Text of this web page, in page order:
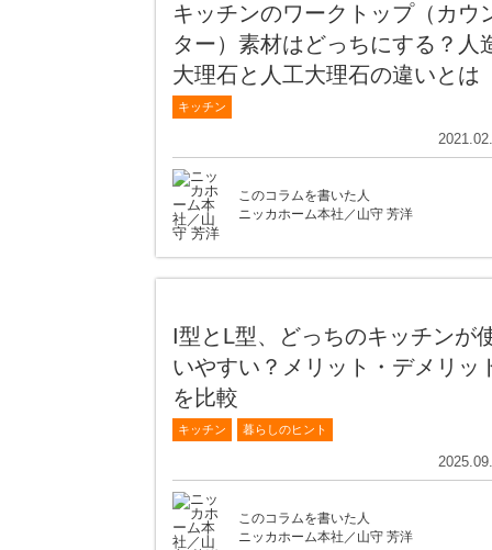
キッチンのワークトップ（カウ
ター）素材はどっちにする？人
大理石と人工大理石の違いとは
キッチン
このコラムを書いた人
ニッカホーム本社／山守 芳洋
I型とL型、どっちのキッチンが
いやすい？メリット・デメリッ
を比較
キッチン 暮らしのヒント
このコラムを書いた人
ニッカホーム本社／山守 芳洋